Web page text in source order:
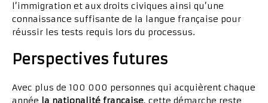
l’immigration et aux droits civiques ainsi qu’une
connaissance suffisante de la langue française pour
réussir les tests requis lors du processus.
Perspectives futures
Avec plus de 100 000 personnes qui acquièrent chaque